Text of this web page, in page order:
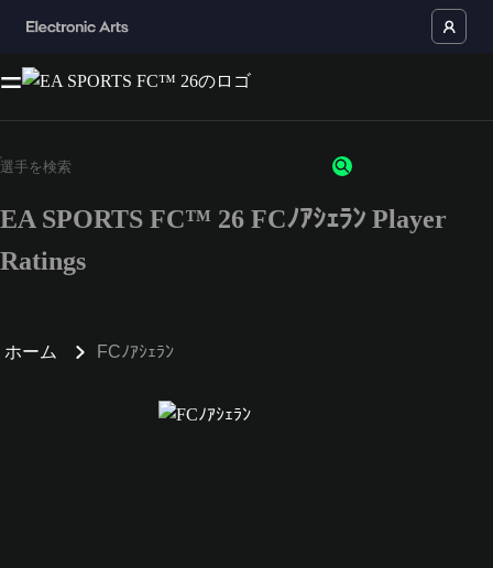
EA SPORTS FC™ 26 FCﾉｱｼｪﾗﾝ Player
Ratings
ホーム FCﾉｱｼｪﾗﾝ